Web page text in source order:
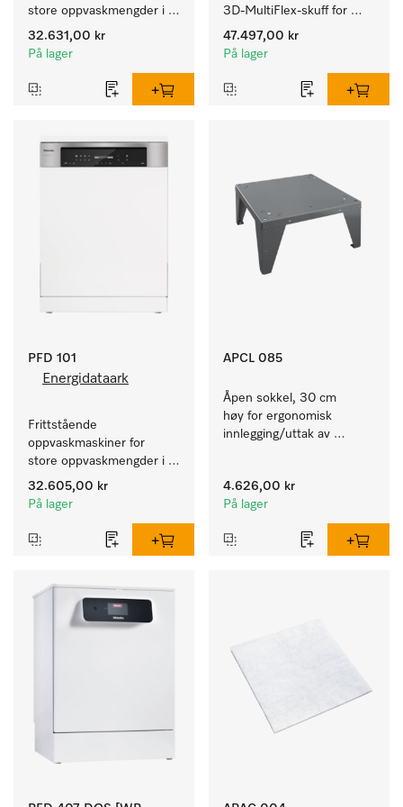
store oppvaskmengder i
husholdninger, kantiner,
kafeer og grovkjøkken.
32.631,00 kr
På lager
3D-MultiFlex-skuff for
store oppvaskmengder i
husholdninger, kantiner,
47.497,00 kr
På lager
PFD 101
Energidataark
Frittstående
oppvaskmaskiner for
store oppvaskmengder i
husholdninger, kantiner,
kafeer og grovkjøkken.
32.605,00 kr
På lager
APCL 085
Åpen sokkel, 30 cm
høy for ergonomisk
innlegging/uttak av
4.626,00 kr
På lager